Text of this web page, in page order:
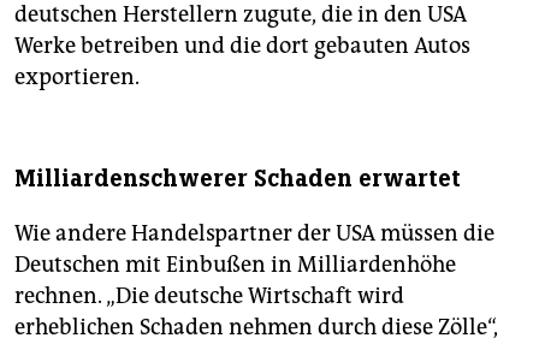
deutschen Herstellern zugute, die in den USA
Werke betreiben und die dort gebauten Autos
exportieren.
Milliardenschwerer Schaden erwartet
Wie andere Handelspartner der USA müssen die
Deutschen mit Einbußen in Milliardenhöhe
rechnen. „Die deutsche Wirtschaft wird
erheblichen Schaden nehmen durch diese Zölle“,